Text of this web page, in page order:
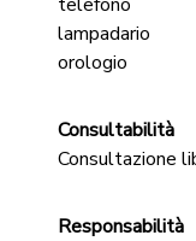
lampadario
orologio
Consultabilità
Consultazione
Responsabilità